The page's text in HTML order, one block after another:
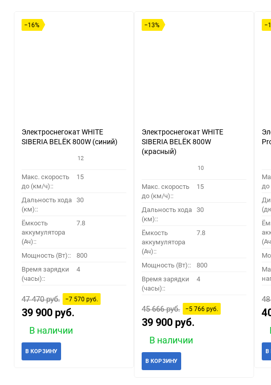
−16%
Электроснегокат WHITE
SIBERIA BELЁК 800W (синий)
12
Макс. скорость
до (км/ч)::
15
Дальность хода
(км)::
30
Ёмкость
аккумулятора
(Ач)::
7.8
Мощность (Вт)::
800
Время зарядки
(часы)::
4
47 470 руб. −7 570 руб.
39 900 руб.
В наличии
В КОРЗИНУ
−13%
Электроснегокат WHITE
SIBERIA BELЁК 800W
(красный)
10
Макс. скорость
до (км/ч)::
15
Дальность хода
(км)::
30
Ёмкость
аккумулятора
(Ач)::
7.8
Мощность (Вт)::
800
Время зарядки
(часы)::
4
45 666 руб. −5 766 руб.
39 900 руб.
В наличии
В КОРЗИНУ
В